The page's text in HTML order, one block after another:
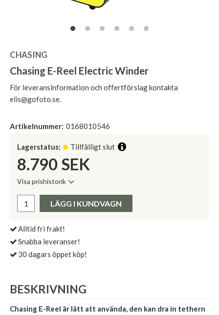
CHASING
Chasing E-Reel Electric Winder
För leveransinformation och offertförslag kontakta
elis@gofoto.se.
Artikelnummer: 0168010546
Lagerstatus: Tillfälligt slut
8.790 SEK
Visa prishistorik
Pris:
LÄGG I KUNDVAGN
Alltid fri frakt!
Snabba leveranser!
30 dagars öppet köp!
BESKRIVNING
Chasing E-Reel är lätt att använda, den kan dra in tethern